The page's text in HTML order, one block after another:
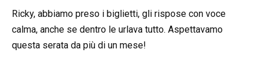
Ricky, abbiamo preso i biglietti, gli rispose con voce
calma, anche se dentro le urlava tutto. Aspettavamo
questa serata da più di un mese!